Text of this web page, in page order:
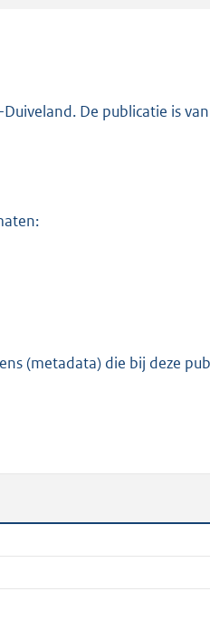
n
o
k
n
De publicatie is
(metadata) die bij deze